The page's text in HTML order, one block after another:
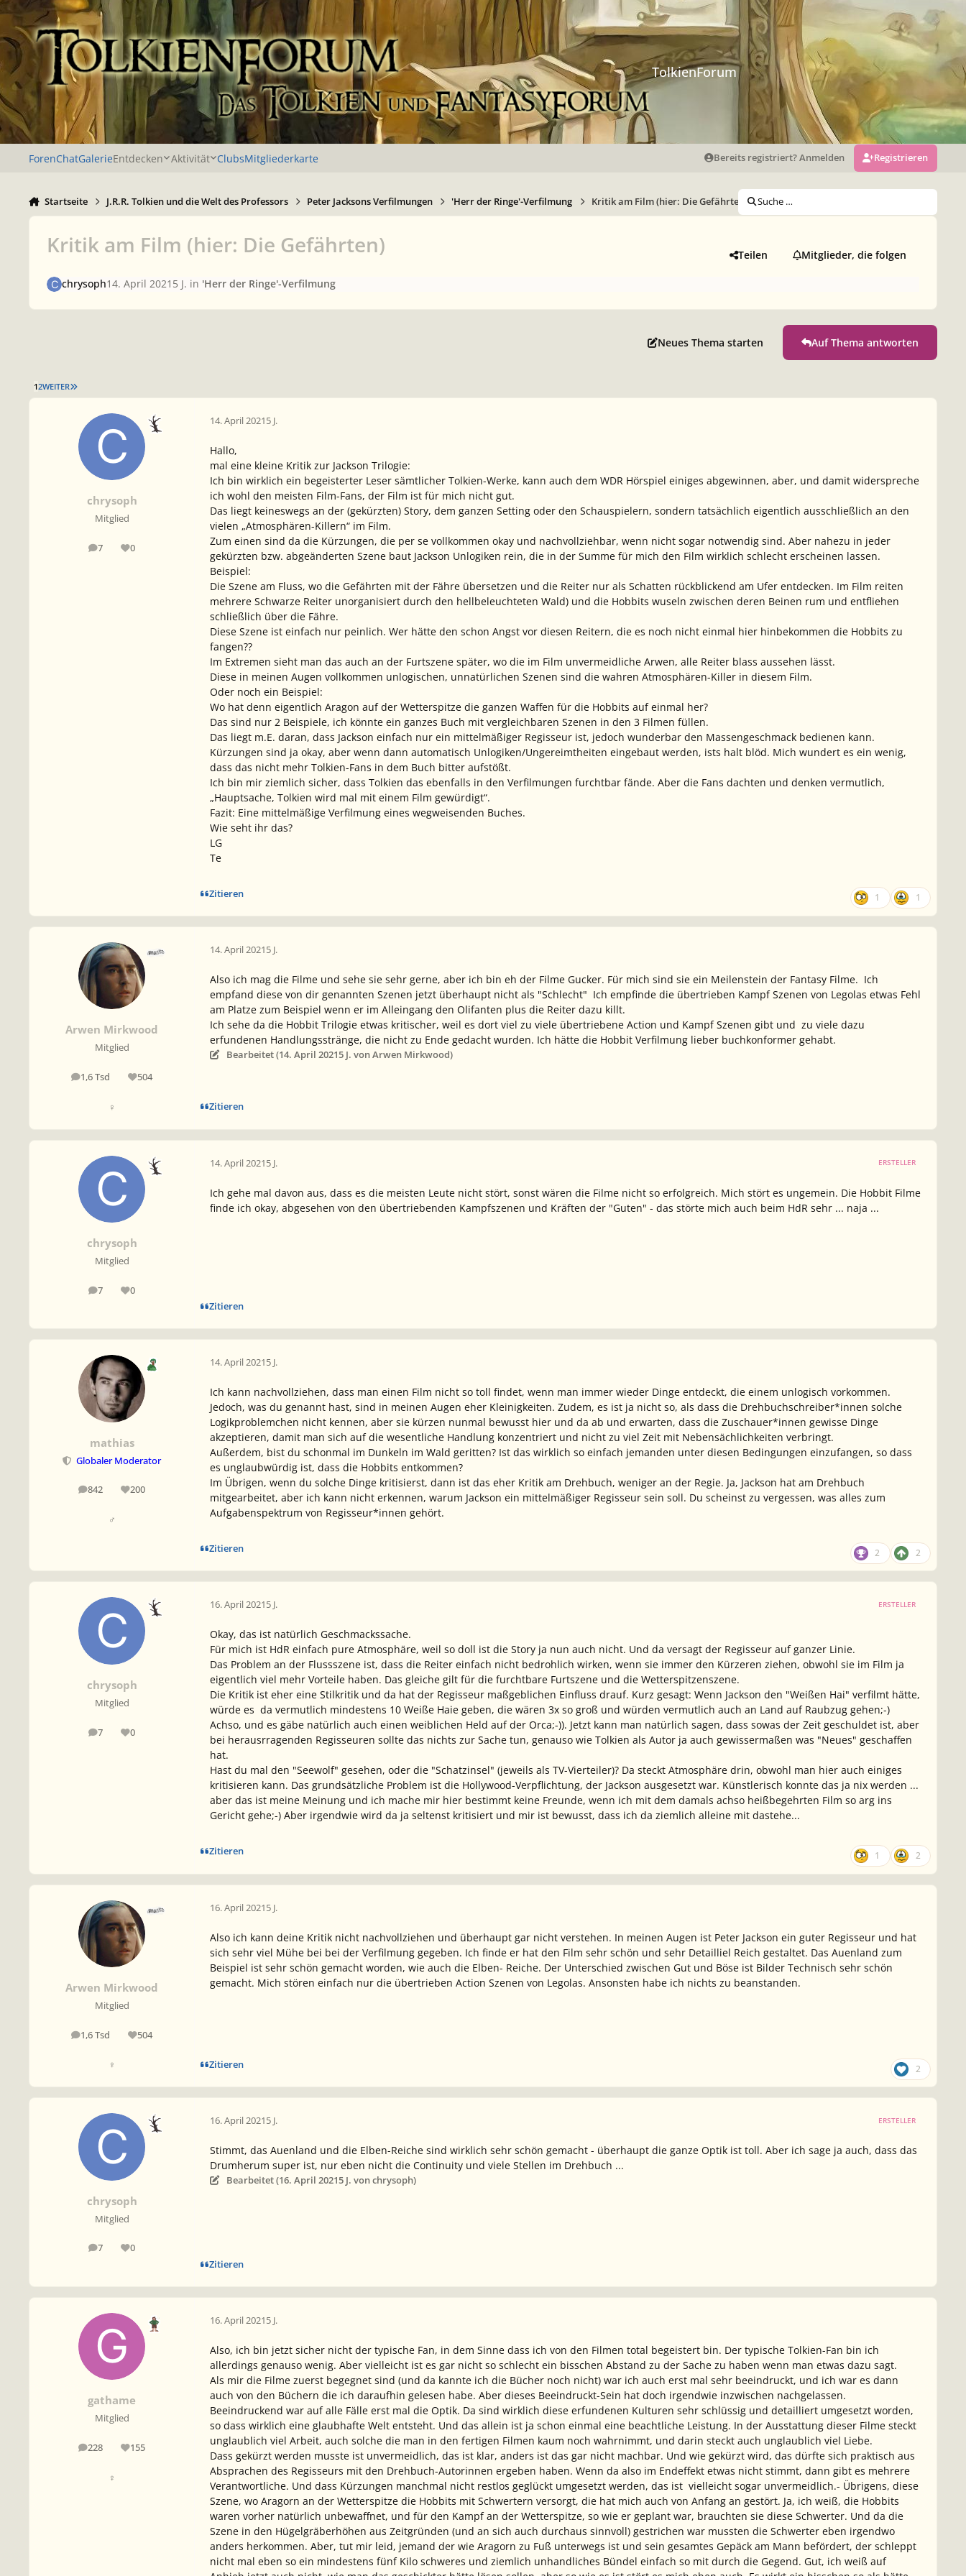
Zu Inhalt springen
TolkienForum
ForenChatGalerieEntdecken Aktivität ClubsMitgliederkarte Bereits registriert? Anmelden Registrieren
Startseite J.R.R. Tolkien und die Welt des Professors Peter Jacksons Verfilmungen 'Herr der Ringe'-Verfilmung Kritik am Film (hier: Die Gefährten) Suche …
Kritik am Film (hier: Die Gefährten) Teilen Mitglieder, die folgen
chrysoph14. April 2021 5 J. in 'Herr der Ringe'-Verfilmung
Neues Thema starten Auf Thema antworten
12WEITER LETZTE SEITE
chrysoph
Mitglied
7
Beiträge0
Reputation
14. April 20215 J.
Hallo,
mal eine kleine Kritik zur Jackson Trilogie:
Ich bin wirklich ein begeisterter Leser sämtlicher Tolkien-Werke, kann auch dem WDR Hörspiel einiges abgewinnen, aber, und damit widerspreche
ich wohl den meisten Film-Fans, der Film ist für mich nicht gut.
Das liegt keineswegs an der (gekürzten) Story, dem ganzen Setting oder den Schauspielern, sondern tatsächlich eigentlich ausschließlich an den
vielen „Atmosphären-Killern“ im Film.
Zum einen sind da die Kürzungen, die per se vollkommen okay und nachvollziehbar, wenn nicht sogar notwendig sind. Aber nahezu in jeder
gekürzten bzw. abgeänderten Szene baut Jackson Unlogiken rein, die in der Summe für mich den Film wirklich schlecht erscheinen lassen.
Beispiel:
Die Szene am Fluss, wo die Gefährten mit der Fähre übersetzen und die Reiter nur als Schatten rückblickend am Ufer entdecken. Im Film reiten
mehrere Schwarze Reiter unorganisiert durch den hellbeleuchteten Wald) und die Hobbits wuseln zwischen deren Beinen rum und entfliehen
schließlich über die Fähre.
Diese Szene ist einfach nur peinlich. Wer hätte den schon Angst vor diesen Reitern, die es noch nicht einmal hier hinbekommen die Hobbits zu
fangen??
Im Extremen sieht man das auch an der Furtszene später, wo die im Film unvermeidliche Arwen, alle Reiter blass aussehen lässt.
Diese in meinen Augen vollkommen unlogischen, unnatürlichen Szenen sind die wahren Atmosphären-Killer in diesem Film.
Oder noch ein Beispiel:
Wo hat denn eigentlich Aragon auf der Wetterspitze die ganzen Waffen für die Hobbits auf einmal her?
Das sind nur 2 Beispiele, ich könnte ein ganzes Buch mit vergleichbaren Szenen in den 3 Filmen füllen.
Das liegt m.E. daran, dass Jackson einfach nur ein mittelmäßiger Regisseur ist, jedoch wunderbar den Massengeschmack bedienen kann.
Kürzungen sind ja okay, aber wenn dann automatisch Unlogiken/Ungereimtheiten eingebaut werden, ists halt blöd. Mich wundert es ein wenig,
dass das nicht mehr Tolkien-Fans in dem Buch bitter aufstößt.
Ich bin mir ziemlich sicher, dass Tolkien das ebenfalls in den Verfilmungen furchtbar fände. Aber die Fans dachten und denken vermutlich,
„Hauptsache, Tolkien wird mal mit einem Film gewürdigt“.
Fazit: Eine mittelmäßige Verfilmung eines wegweisenden Buches.
Wie seht ihr das?
LG
Te
Zitieren 1 1
Arwen Mirkwood
Mitglied
1,6 Tsd
Beiträge 504
Reputation
♀
14. April 20215 J.
Also ich mag die Filme und sehe sie sehr gerne, aber ich bin eh der Filme Gucker. Für mich sind sie ein Meilenstein der Fantasy Filme. Ich
empfand diese von dir genannten Szenen jetzt überhaupt nicht als "Schlecht" Ich empfinde die übertrieben Kampf Szenen von Legolas etwas Fehl
am Platze zum Beispiel wenn er im Alleingang den Olifanten plus die Reiter dazu killt.
Ich sehe da die Hobbit Trilogie etwas kritischer, weil es dort viel zu viele übertriebene Action und Kampf Szenen gibt und zu viele dazu
erfundenen Handlungsstränge, die nicht zu Ende gedacht wurden. Ich hätte die Hobbit Verfilmung lieber buchkonformer gehabt.
Bearbeitet (14. April 20215 J. von Arwen Mirkwood)
Zitieren
chrysoph
Mitglied
7
Beiträge0
Reputation
14. April 20215 J. ERSTELLER
Ich gehe mal davon aus, dass es die meisten Leute nicht stört, sonst wären die Filme nicht so erfolgreich. Mich stört es ungemein. Die Hobbit Filme
finde ich okay, abgesehen von den übertriebenden Kampfszenen und Kräften der "Guten" - das störte mich auch beim HdR sehr ... naja ...
Zitieren
mathias
Globaler Moderator
842
Beiträge 200
Reputation
♂
14. April 20215 J.
Ich kann nachvollziehen, dass man einen Film nicht so toll findet, wenn man immer wieder Dinge entdeckt, die einem unlogisch vorkommen.
Jedoch, was du genannt hast, sind in meinen Augen eher Kleinigkeiten. Zudem, es ist ja nicht so, als dass die Drehbuchschreiber*innen solche
Logikproblemchen nicht kennen, aber sie kürzen nunmal bewusst hier und da ab und erwarten, dass die Zuschauer*innen gewisse Dinge
akzeptieren, damit man sich auf die wesentliche Handlung konzentriert und nicht zu viel Zeit mit Nebensächlichkeiten verbringt.
Außerdem, bist du schonmal im Dunkeln im Wald geritten? Ist das wirklich so einfach jemanden unter diesen Bedingungen einzufangen, so dass
es unglaubwürdig ist, dass die Hobbits entkommen?
Im Übrigen, wenn du solche Dinge kritisierst, dann ist das eher Kritik am Drehbuch, weniger an der Regie. Ja, Jackson hat am Drehbuch
mitgearbeitet, aber ich kann nicht erkennen, warum Jackson ein mittelmäßiger Regisseur sein soll. Du scheinst zu vergessen, was alles zum
Aufgabenspektrum von Regisseur*innen gehört.
Zitieren 2 2
chrysoph
Mitglied
7
Beiträge0
Reputation
16. April 20215 J. ERSTELLER
Okay, das ist natürlich Geschmackssache.
Für mich ist HdR einfach pure Atmosphäre, weil so doll ist die Story ja nun auch nicht. Und da versagt der Regisseur auf ganzer Linie.
Das Problem an der Flussszene ist, dass die Reiter einfach nicht bedrohlich wirken, wenn sie immer den Kürzeren ziehen, obwohl sie im Film ja
eigentlich viel mehr Vorteile haben. Das gleiche gilt für die furchtbare Furtszene und die Wetterspitzenszene.
Die Kritik ist eher eine Stilkritik und da hat der Regisseur maßgeblichen Einfluss drauf. Kurz gesagt: Wenn Jackson den "Weißen Hai" verfilmt hätte,
würde es da vermutlich mindestens 10 Weiße Haie geben, die wären 3x so groß und würden vermutlich auch an Land auf Raubzug gehen;-)
Achso, und es gäbe natürlich auch einen weiblichen Held auf der Orca;-)). Jetzt kann man natürlich sagen, dass sowas der Zeit geschuldet ist, aber
bei herausrragenden Regisseuren sollte das nichts zur Sache tun, genauso wie Tolkien als Autor ja auch gewissermaßen was "Neues" geschaffen
hat.
Hast du mal den "Seewolf" gesehen, oder die "Schatzinsel" (jeweils als TV-Vierteiler)? Da steckt Atmosphäre drin, obwohl man hier auch einiges
kritisieren kann. Das grundsätzliche Problem ist die Hollywood-Verpflichtung, der Jackson ausgesetzt war. Künstlerisch konnte das ja nix werden ...
aber das ist meine Meinung und ich mache mir hier bestimmt keine Freunde, wenn ich mit dem damals achso heißbegehrten Film so arg ins
Gericht gehe;-) Aber irgendwie wird da ja seltenst kritisiert und mir ist bewusst, dass ich da ziemlich alleine mit dastehe...
Zitieren 1 2
Arwen Mirkwood
Mitglied
1,6 Tsd
Beiträge 504
Reputation
♀
16. April 20215 J.
Also ich kann deine Kritik nicht nachvollziehen und überhaupt gar nicht verstehen. In meinen Augen ist Peter Jackson ein guter Regisseur und hat
sich sehr viel Mühe bei bei der Verfilmung gegeben. Ich finde er hat den Film sehr schön und sehr Detailliel Reich gestaltet. Das Auenland zum
Beispiel ist sehr schön gemacht worden, wie auch die Elben- Reiche. Der Unterschied zwischen Gut und Böse ist Bilder Technisch sehr schön
gemacht. Mich stören einfach nur die übertrieben Action Szenen von Legolas. Ansonsten habe ich nichts zu beanstanden.
Zitieren 2
chrysoph
Mitglied
7
Beiträge0
Reputation
16. April 20215 J. ERSTELLER
Stimmt, das Auenland und die Elben-Reiche sind wirklich sehr schön gemacht - überhaupt die ganze Optik ist toll. Aber ich sage ja auch, dass das
Drumherum super ist, nur eben nicht die Continuity und viele Stellen im Drehbuch ...
Bearbeitet (16. April 20215 J. von chrysoph)
Zitieren
gathame
Mitglied
228
Beiträge 155
Reputation
♀
16. April 20215 J.
Also, ich bin jetzt sicher nicht der typische Fan, in dem Sinne dass ich von den Filmen total begeistert bin. Der typische Tolkien-Fan bin ich
allerdings genauso wenig. Aber vielleicht ist es gar nicht so schlecht ein bisschen Abstand zu der Sache zu haben wenn man etwas dazu sagt.
Als mir die Filme zuerst begegnet sind (und da kannte ich die Bücher noch nicht) war ich auch erst mal sehr beeindruckt, und ich war es dann
auch von den Büchern die ich daraufhin gelesen habe. Aber dieses Beeindruckt-Sein hat doch irgendwie inzwischen nachgelassen.
Beeindruckend war auf alle Fälle erst mal die Optik. Da sind wirklich diese erfundenen Kulturen sehr schlüssig und detailliert umgesetzt worden,
so dass wirklich eine glaubhafte Welt entsteht. Und das allein ist ja schon einmal eine beachtliche Leistung. In der Ausstattung dieser Filme steckt
unglaublich viel Arbeit, auch solche die man in den fertigen Filmen kaum noch wahrnimmt, und darin steckt auch unglaublich viel Liebe.
Dass gekürzt werden musste ist unvermeidlich, das ist klar, anders ist das gar nicht machbar. Und wie gekürzt wird, das dürfte sich praktisch aus
Absprachen des Regisseurs mit den Drehbuch-Autorinnen ergeben haben. Wenn da also im Endeffekt etwas nicht stimmt, dann gibt es mehrere
Verantwortliche. Und dass Kürzungen manchmal nicht restlos geglückt umgesetzt werden, das ist vielleicht sogar unvermeidlich.- Übrigens, diese
Szene, wo Aragorn an der Wetterspitze die Hobbits mit Schwertern versorgt, die hat mich auch von Anfang an gestört. Ja, ich weiß, die Hobbits
waren vorher natürlich unbewaffnet, und für den Kampf an der Wetterspitze, so wie er geplant war, brauchten sie diese Schwerter. Und da die
Szene in den Hügelgräberhöhen aus Zeitgründen (und an sich auch durchaus sinnvoll) gestrichen war mussten die Schwerter eben irgendwo
anders herkommen. Aber, tut mir leid, jemand der wie Aragorn zu Fuß unterwegs ist und sein gesamtes Gepäck am Mann befördert, der schleppt
nicht mal eben so ein mindestens fünf Kilo schweres und ziemlich unhandliches Bündel einfach so mit durch die Gegend. Gut, ich weiß auf